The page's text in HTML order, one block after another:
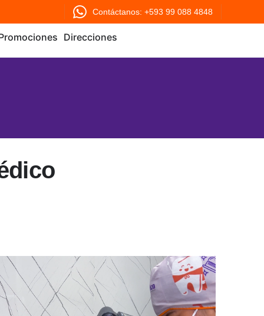
Contáctanos: +593 99 088 4848
Direcciones